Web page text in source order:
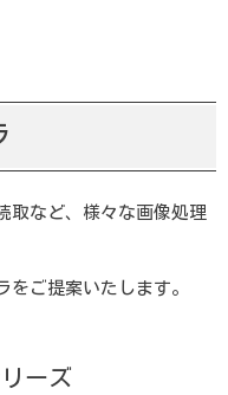
取など、様々な画像処理
ご提案いたします。
ーズ